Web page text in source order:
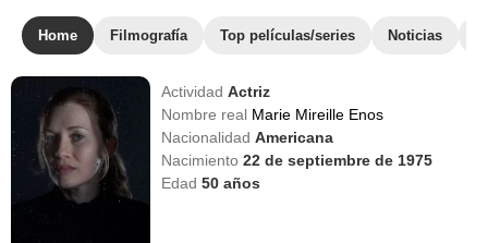
Home Filmografía Top películas/series Noticias
ActividadActriz
Nombre real Marie Mireille Enos
NacionalidadAmericana
Nacimiento22 de septiembre de 1975
Edad50 años